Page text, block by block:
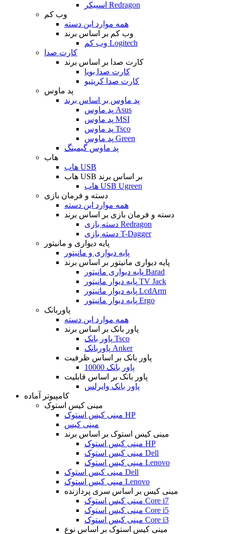
اسپیکر Redragon
وب کم
همه موارد این دسته
وب کم بر اساس برند
وب کم Logitech
کارت صدا
کارت صدا بر اساس برند
کارت صدا بویا
کارت صدا کریتیو
پد ماوس
پد ماوس بر اساس برند
پد ماوس Asus
پد ماوس MSI
پد ماوس Tsco
پد ماوس Green
پد ماوس گیمینگ
هاب
هاب USB
هاب USB بر اساس برند
هاب USB Ugreen
دسته و فرمان بازی
همه موارد این دسته
دسته و فرمان بازی بر اساس برند
دسته بازی Redragon
دسته بازی T-Dagger
پایه دیواری و مانیتور
پایه دیواری و مانیتور
پایه دیواری مانیتور بر اساس برند
پایه دیواری مانیتور Barad
پایه دیوار مانیتور TV Jack
پایه دیوار مانیتور LcdArm
پایه دیوار مانیتور Ergo
پاوربانک
همه موارد این دسته
پاور بانک بر اساس برند
پاور بانک Tsco
پاوربانک Anker
پاور بانک بر اساس ظرفیت
پاور بانک 10000
پاور بانک بر اساس قابلیت
پاور بانک وایرلس
کامپیوتر آماده
مینی کیس استوک
مینی کیس استوک HP
مینی کیس
مینی کیس استوک بر اساس برند
مینی کیس استوک HP
مینی کیس استوک Dell
مینی کیس استوک Lenovo
مینی کیس استوک Dell
مینی کیس استوک Lenovo
مینی کیس بر اساس سری پردازنده
مینی کیس استوک Core i7
مینی کیس استوک Core i5
مینی کیس استوک Core i3
مینی کیس استوک بر اساس نوع